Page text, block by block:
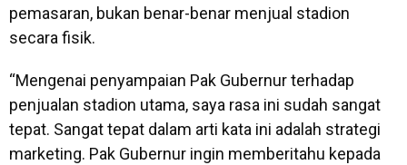
pemasaran, bukan benar-benar menjual stadion
secara fisik.
“Mengenai penyampaian Pak Gubernur terhadap
penjualan stadion utama, saya rasa ini sudah sangat
tepat. Sangat tepat dalam arti kata ini adalah strategi
marketing. Pak Gubernur ingin memberitahu kepada